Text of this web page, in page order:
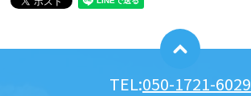
TEL:050-1721-6029